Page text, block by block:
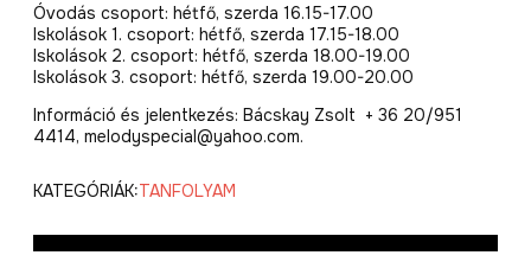
Óvodás csoport: hétfő, szerda 16.15-17.00
Iskolások 1. csoport: hétfő, szerda 17.15-18.00
Iskolások 2. csoport: hétfő, szerda 18.00-19.00
Iskolások 3. csoport: hétfő, szerda 19.00-20.00
Információ és jelentkezés: Bácskay Zsolt + 36 20/951
4414, melodyspecial@yahoo.com.
KATEGÓRIÁK:TANFOLYAM